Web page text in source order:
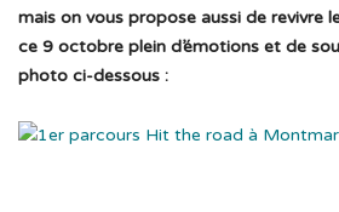
mais on vous propose aussi de revivre
ce 9 octobre plein d’émotions et de
photo ci-dessous :